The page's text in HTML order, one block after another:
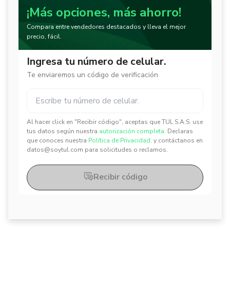
¡Más opciones, más ahorro!
Compara entre vendedores destacados y lleva el mejor
precio, fácil.
Ingresa tu número de celular.
Te enviaremos un código de verificación
Al hacer click en "Recibir código", aceptas que TUL S.A.S. use
tus datos según nuestra autorización completa. Declaras
que conoces nuestra Política de Privacidad. y contáctanos en
datos@soytul.com para solicitudes o reclamos.
✕
✕
Recibir código